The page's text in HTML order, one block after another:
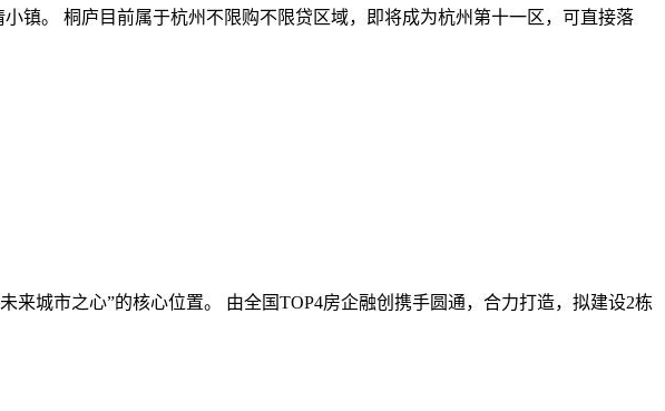
镇。 桐庐目前属于杭州不限购不限贷区域，即将成为杭州第十一区，可直接落
城市之心”的核心位置。 由全国TOP4房企融创携手圆通，合力打造，拟建设2栋